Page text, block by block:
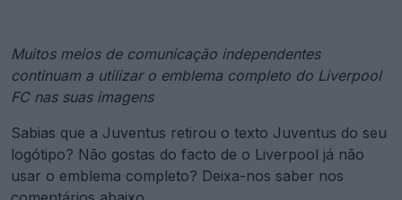
Muitos meios de comunicação independentes
continuam a utilizar o emblema completo do Liverpool
FC nas suas imagens
Sabias que a Juventus retirou o texto Juventus do seu
logótipo? Não gostas do facto de o Liverpool já não
usar o emblema completo? Deixa-nos saber nos